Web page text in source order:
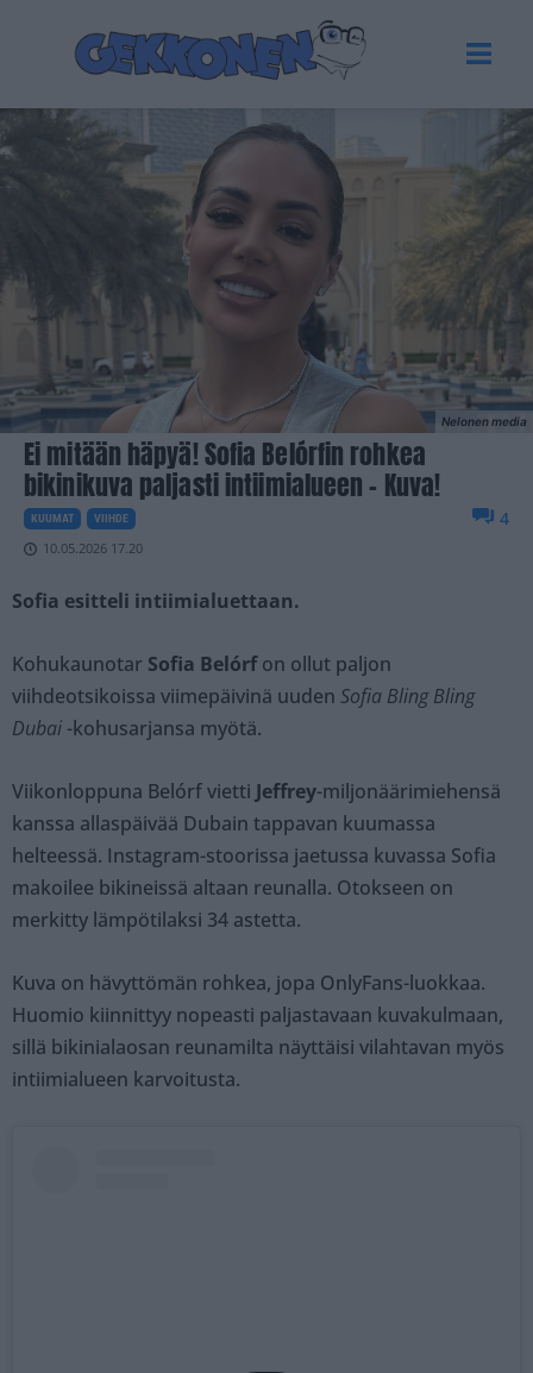
Nelonen media
Ei mitään häpyä! Sofia Belórfin rohkea
bikinikuva paljasti intiimialueen – Kuva!
KUUMAT VIIHDE
10.05.2026 17.20
4
Sofia esitteli intiimialuettaan.
Kohukaunotar Sofia Belórfon ollut paljon
viihdeotsikoissa viimepäivinä uuden Sofia Bling Bling
Dubai -kohusarjansa myötä.
Viikonloppuna Belórf vietti Jeffrey-miljonäärimiehensä
kanssa allaspäivää Dubain tappavan kuumassa
helteessä. Instagram-stoorissa jaetussa kuvassa Sofia
makoilee bikineissä altaan reunalla. Otokseen on
merkitty lämpötilaksi 34 astetta.
Kuva on hävyttömän rohkea, jopa OnlyFans-luokkaa.
Huomio kiinnittyy nopeasti paljastavaan kuvakulmaan,
sillä bikinialaosan reunamilta näyttäisi vilahtavan myös
intiimialueen karvoitusta.